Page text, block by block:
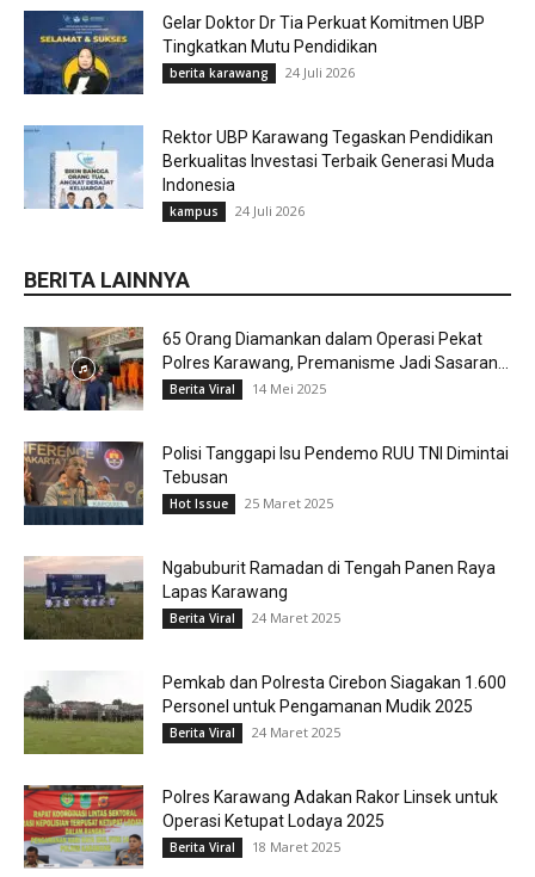
Gelar Doktor Dr Tia Perkuat Komitmen UBP
Tingkatkan Mutu Pendidikan
berita karawang 24 Juli 2026
Rektor UBP Karawang Tegaskan Pendidikan
Berkualitas Investasi Terbaik Generasi Muda
Indonesia
kampus 24 Juli 2026
BERITA LAINNYA
65 Orang Diamankan dalam Operasi Pekat
Polres Karawang, Premanisme Jadi Sasaran...
Berita Viral 14 Mei 2025
Polisi Tanggapi Isu Pendemo RUU TNI Dimintai
Tebusan
Hot Issue 25 Maret 2025
Ngabuburit Ramadan di Tengah Panen Raya
Lapas Karawang
Berita Viral 24 Maret 2025
Pemkab dan Polresta Cirebon Siagakan 1.600
Personel untuk Pengamanan Mudik 2025
Berita Viral 24 Maret 2025
Polres Karawang Adakan Rakor Linsek untuk
Operasi Ketupat Lodaya 2025
Berita Viral 18 Maret 2025